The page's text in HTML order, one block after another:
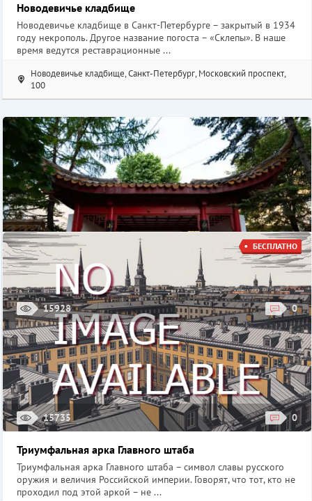
Новодевичье кладбище
Новодевичье кладбище в Санкт-Петербурге – закрытый в 1934
году некрополь. Другое название погоста – «Склепы». В наше
время ведутся реставрационные ...
Новодевичье кладбище, Санкт-Петербург, Московский проспект,
100
15928 0
Сад Дружбы
В 2003 году город Санкт-Петербург отмечал юбилей – 300 лет
с даты основания. Дружественный китайский город Шанхай в
честь праздника подготовил ...
Сад Дружбы, Санкт-Петербург, Литейный пр., д. 15
15735 0
БЕСПЛАТНО
Триумфальная арка Главного штаба
Триумфальная арка Главного штаба – символ славы русского
оружия и величия Российской империи. Говорят, что тот, кто не
проходил под этой аркой – не ...